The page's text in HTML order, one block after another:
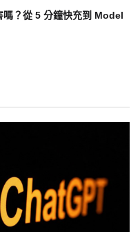
嗎？從 5 分鐘快充到 Model